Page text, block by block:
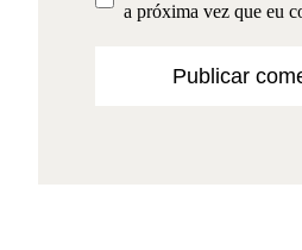
a próxima vez que eu